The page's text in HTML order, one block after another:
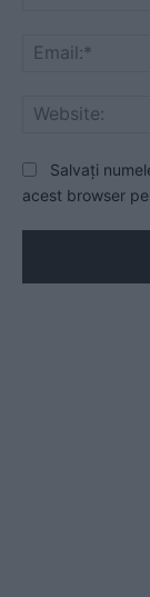
Salvați
acest browser